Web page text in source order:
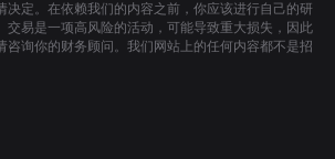
决定。在依赖我们的内容之前，你应该进行自己的研
交易是一项高风险的活动，可能导致重大损失，因此
咨询你的财务顾问。我们网站上的任何内容都不是招